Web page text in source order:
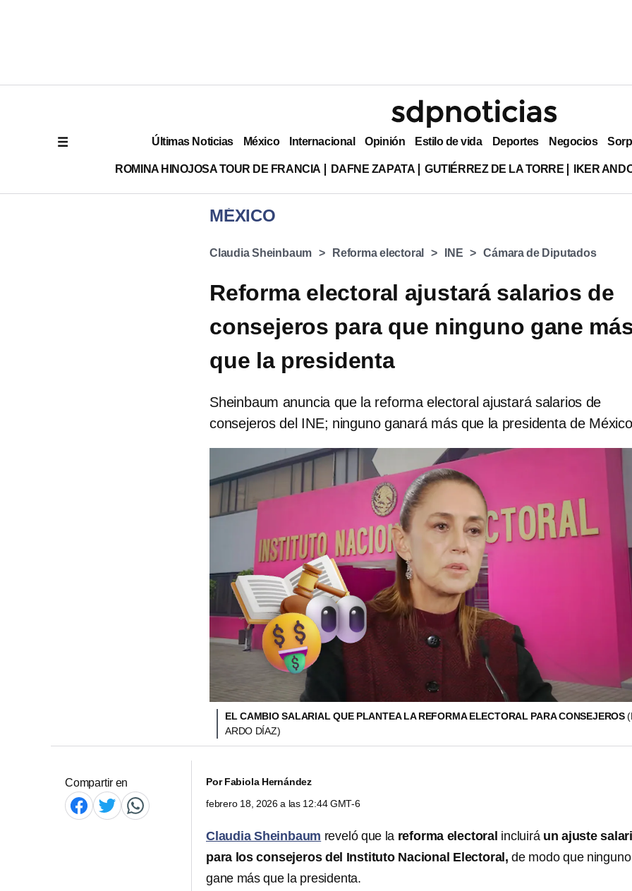
Últimas Noticias México Internacional Opinión Estilo de vida Deportes Negocios
ROMINA HINOJOSA TOUR DE FRANCIA DAFNE ZAPATA GUTIÉRREZ DE LA TORRE IKER
MÉXICO
Claudia Sheinbaum Reforma electoral INE Cámara de Diputados
Reforma electoral ajustará salarios de
consejeros para que ninguno gane
que la presidenta
Sheinbaum anuncia que la reforma electoral ajustará salarios de
consejeros del INE; ninguno ganará más que la presidenta de
EL CAMBIO SALARIAL QUE PLANTEA LA REFORMA ELECTORAL PARA CONSEJEROS
ARDO DÍAZ)
Compartir en PorFabiola Hernández
febrero 18, 2026 a las 12:44 GMT-6
Claudia Sheinbaum reveló que la reforma electoral incluirá un ajuste
para los consejeros del Instituto Nacional Electoral, de modo que ninguno
gane más que la presidenta.